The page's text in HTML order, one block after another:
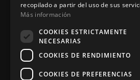
+34871043524
zinemarratxi@gmail.com
recopilado a partir del uso de sus
Más información
COOKIES ESTRICTAMENTE
NECESARIAS
COOKIES DE RENDIMIENTO
COOKIES DE PREFERENCIAS